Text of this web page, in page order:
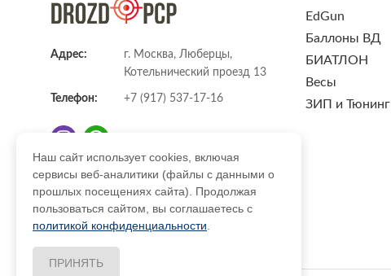
Адрес:
г. Москва, Люберцы,
Котельнический проезд 13
Телефон: +7 (917) 537-17-16
E-mail: info@DrozdPcp.ru
EdGun
Баллоны ВД
БИАТЛОН
Весы
ЗИП и Тюнинг
Наш сайт использует cookies, включая
сервисы веб-аналитики (файлы с данными о
прошлых посещениях сайта). Продолжая
пользоваться сайтом, вы соглашаетесь с
политикой конфиденциальности
ПРИНЯТЬ